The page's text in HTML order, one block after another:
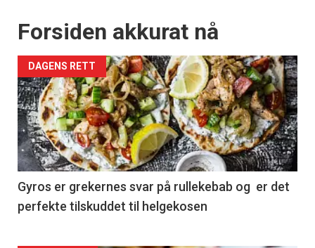
Forsiden akkurat nå
DAGENS RETT
Gyros er grekernes svar på rullekebab og er det
perfekte tilskuddet til helgekosen